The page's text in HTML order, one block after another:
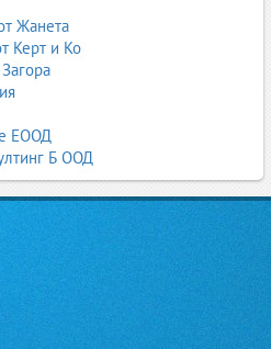
почистване, по-нисък
малко прах, което прави процеса
абразиви като гранат, сода
са щадящи за околната среда и
позволяват многократно
което намалява разходите и
системи
Жанета
Керт и Ко
ЕООД
Б ООД